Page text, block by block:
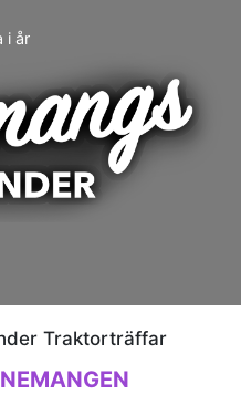
i år
Traktorträffar